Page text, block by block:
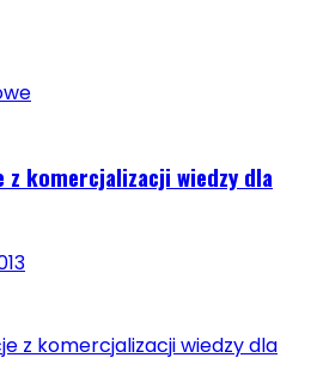
z komercjalizacji wiedzy dla